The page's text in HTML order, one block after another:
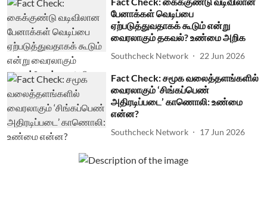
பேனாக்கள் வெடிப்பை
ஏற்படுத்துவதாகக் கூடும் என்று
வைரலாகும் தகவல்? உண்மை அறிக
Southcheck Network 22 Jun 2026
Fact Check: சமூக வலைத்தளங்களில்
வைரலாகும் ‘சிங்கப்பெண்
அதிரடிப்படை’ காணொலி: உண்மை
என்ன?
Southcheck Network 17 Jun 2026